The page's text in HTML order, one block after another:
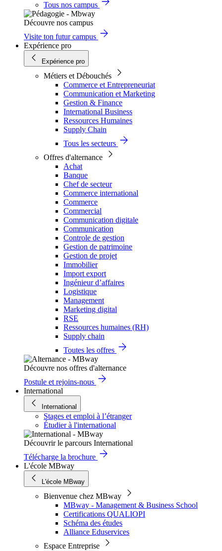
Tous nos campus
Découvre nos campus
Visite ton futur campus
Expérience pro
Expérience pro
Métiers et Débouchés
Commerce et Entrepreneuriat
Communication et Marketing
Gestion & Finance
International Business
Ressources Humaines
Supply Chain
Tous les secteurs
Offres d'alternance
Achat
Banque
Chef de secteur
Commerce international
Commerce
Commercial
Communication digitale
Communication
Controle de gestion
Gestion de patrimoine
Gestion de projet
Immobilier
Import export
Ingénieur d’affaires
Logistique
Management
Marketing digital
RSE
Ressources humaines (RH)
Supply chain
Toutes les offres
Découvre nos offres d'alternance
Postule et rejoins-nous
International
International
Stages et emploi à l’étranger
Étudier à l'international
Découvrir le parcours International
Télécharge la brochure
L'école MBway
L'école MBway
Bienvenue chez MBway
MBway - Management & Business School
Certifications QUALIOPI
Schéma des études
Alliance Eduservices
Espace Entreprise